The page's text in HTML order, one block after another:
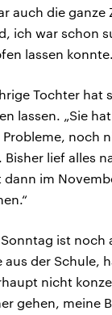
auch die ganze
ich war schon
lassen
Tochter hat
lassen. „Sie
noch
Bisher lief alles
dann im
ist noch
aus der Schule,
nicht
gehen, meine